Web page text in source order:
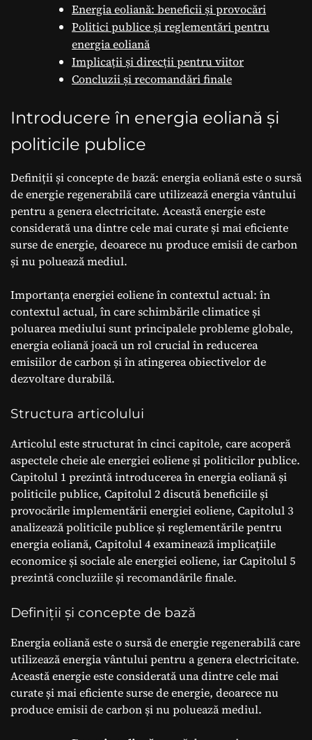
Energia eoliană: beneficii și provocări
Politici publice și reglementări pentru
energia eoliană
Implicații și direcții pentru viitor
Concluzii și recomandări finale
Introducere în energia eoliană și
politicile publice
Definiții și concepte de bază: energia eoliană este o sursă
de energie regenerabilă care utilizează energia vântului
pentru a genera electricitate. Această energie este
considerată una dintre cele mai curate și mai eficiente
surse de energie, deoarece nu produce emisii de carbon
și nu poluează mediul.
Importanța energiei eoliene în contextul actual: în
contextul actual, în care schimbările climatice și
poluarea mediului sunt principalele probleme globale,
energia eoliană joacă un rol crucial în reducerea
emisiilor de carbon și în atingerea obiectivelor de
dezvoltare durabilă.
Structura articolului
Articolul este structurat în cinci capitole, care acoperă
aspectele cheie ale energiei eoliene și politicilor publice.
Capitolul 1 prezintă introducerea în energia eoliană și
politicile publice, Capitolul 2 discută beneficiile și
provocările implementării energiei eoliene, Capitolul 3
analizează politicile publice și reglementările pentru
energia eoliană, Capitolul 4 examinează implicațiile
economice și sociale ale energiei eoliene, iar Capitolul 5
prezintă concluziile și recomandările finale.
Definiții și concepte de bază
Energia eoliană este o sursă de energie regenerabilă care
utilizează energia vântului pentru a genera electricitate.
Această energie este considerată una dintre cele mai
curate și mai eficiente surse de energie, deoarece nu
produce emisii de carbon și nu poluează mediul.